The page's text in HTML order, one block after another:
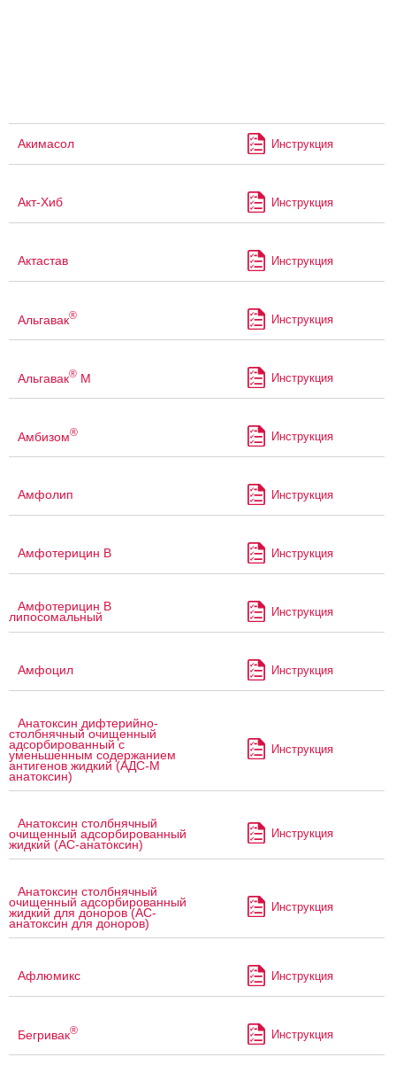
Акимасол Инструкция
Акт-Хиб Инструкция
Актастав Инструкция
Альгавак® Инструкция
Альгавак® М Инструкция
Амбизом® Инструкция
Амфолип Инструкция
Амфотерицин В Инструкция
Амфотерицин В
липосомальный Инструкция
Амфоцил Инструкция
Анатоксин дифтерийно-
столбнячный очищенный
адсорбированный с
уменьшенным содержанием
антигенов жидкий (АДС-М
анатоксин)
Инструкция
Анатоксин столбнячный
очищенный адсорбированный
жидкий (АС-анатоксин)
Инструкция
Анатоксин столбнячный
очищенный адсорбированный
жидкий для доноров (АС-
анатоксин для доноров)
Инструкция
Афлюмикс Инструкция
Бегривак® Инструкция